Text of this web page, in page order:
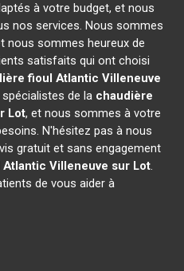
à votre budget, et nous
nos services. Nous sommes
nous sommes heureux de
satisfaits qui ont choisi
fioul Atlantic Villeneuve
de la chaudière
Lot, et nous sommes à votre
N'hésitez pas à nous
gratuit et sans engagement
Villeneuve sur Lot.
de vous aider à